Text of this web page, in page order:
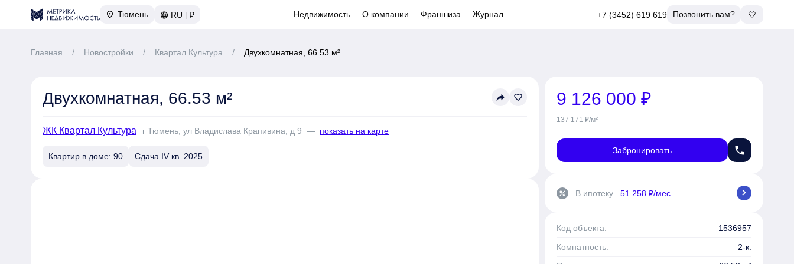
Тюмень RU | ₽ Недвижимость О компании Франшиза Журнал +7 (3452) 619 619 Позвонить вам?
Главная / Новостройки / Квартал Культура / Двухкомнатная, 66.53 м²
Двухкомнатная, 66.53 м² reply favorite_border
ЖК Квартал Культура г Тюмень, ул Владислава Крапивина, д 9 — показать на карте
Квартир в доме: 90 Сдача IV кв. 2025
9 126 000 ₽
137 171 ₽/м²
Забронировать phone
percent В ипотеку 51 258 ₽/мес. chevron_right
Код объекта:
1536957
Комнатность:
2-к.